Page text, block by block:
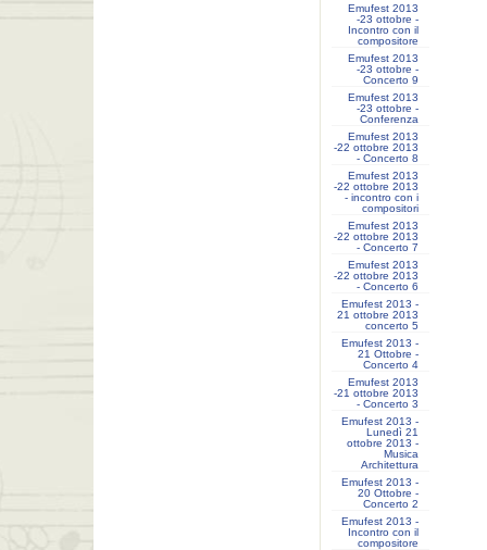
Emufest 2013
-23 ottobre -
Incontro con il
compositore
Emufest 2013
-23 ottobre -
Concerto 9
Emufest 2013
-23 ottobre -
Conferenza
Emufest 2013
-22 ottobre 2013
- Concerto 8
Emufest 2013
-22 ottobre 2013
- incontro con i
compositori
Emufest 2013
-22 ottobre 2013
- Concerto 7
Emufest 2013
-22 ottobre 2013
- Concerto 6
Emufest 2013 -
21 ottobre 2013
concerto 5
Emufest 2013 -
21 Ottobre -
Concerto 4
Emufest 2013
-21 ottobre 2013
- Concerto 3
Emufest 2013 -
Lunedì 21
ottobre 2013 -
Musica
Architettura
Emufest 2013 -
20 Ottobre -
Concerto 2
Emufest 2013 -
Incontro con il
compositore